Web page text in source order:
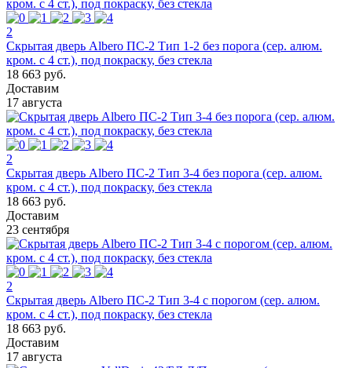
2
Скрытая дверь Albero ПС-2 Тип 1-2 без порога (сер. алюм.
кром. с 4 ст.), под покраску, без стекла
18 663 руб.
Доставим
17 августа
2
Скрытая дверь Albero ПС-2 Тип 3-4 без порога (сер. алюм.
кром. с 4 ст.), под покраску, без стекла
18 663 руб.
Доставим
23 сентября
2
Скрытая дверь Albero ПС-2 Тип 3-4 с порогом (сер. алюм.
кром. с 4 ст.), под покраску, без стекла
18 663 руб.
Доставим
17 августа